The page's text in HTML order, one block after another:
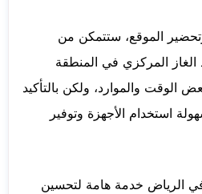
الموقع، ستتمكن من
الغاز المركزي في المنطقة
الوقت والموارد، ولكن بالتأكيد
استخدام الأجهزة وتوفير
في الرياض خدمة هامة لتحسين